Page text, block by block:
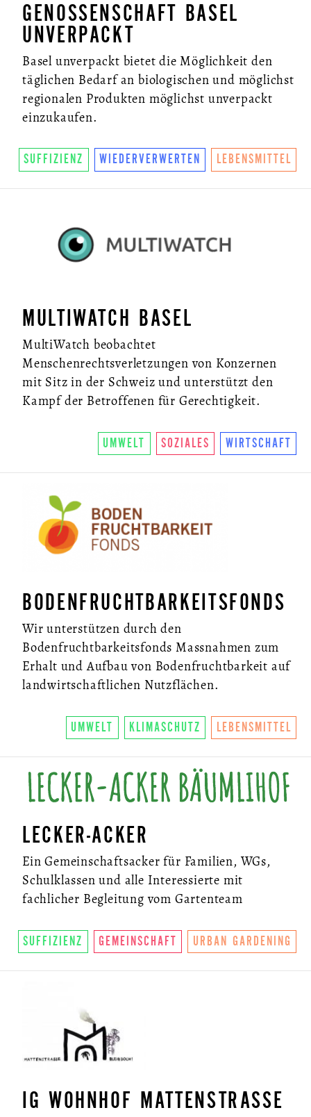
GENOSSENSCHAFT BASEL
UNVERPACKT
Basel unverpackt bietet die Möglichkeit den
täglichen Bedarf an biologischen und möglichst
regionalen Produkten möglichst unverpackt
einzukaufen.
SUFFIZIENZ WIEDERVERWERTEN LEBENSMITTEL
MULTIWATCH BASEL
MultiWatch beobachtet
Menschenrechtsverletzungen von Konzernen
mit Sitz in der Schweiz und unterstützt den
Kampf der Betroffenen für Gerechtigkeit.
UMWELT SOZIALES WIRTSCHAFT
BODENFRUCHTBARKEITSFONDS
Wir unterstützen durch den
Bodenfruchtbarkeitsfonds Massnahmen zum
Erhalt und Aufbau von Bodenfruchtbarkeit auf
landwirtschaftlichen Nutzflächen.
UMWELT KLIMASCHUTZ LEBENSMITTEL
LECKER-ACKER
Ein Gemeinschaftsacker für Familien, WGs,
Schulklassen und alle Interessierte mit
fachlicher Begleitung vom Gartenteam
SUFFIZIENZ GEMEINSCHAFT URBAN GARDENING
IG WOHNHOF MATTENSTRASSE